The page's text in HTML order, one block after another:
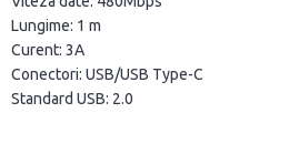
Lungime: 1 m
Curent: 3A
Conectori: USB/USB Type-C
Standard USB: 2.0